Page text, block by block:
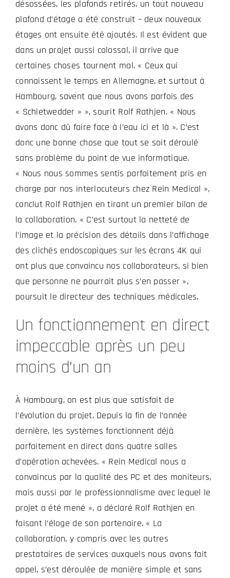
désossées, les plafonds retirés, un tout nouveau
plafond d’étage a été construit – deux nouveaux
étages ont ensuite été ajoutés. Il est évident que
dans un projet aussi colossal, il arrive que
certaines choses tournent mal. « Ceux qui
connaissent le temps en Allemagne, et surtout à
Hambourg, savent que nous avons parfois des
« Schietwedder » », sourit Rolf Rathjen. « Nous
avons donc dû faire face à l’eau ici et là ». C’est
donc une bonne chose que tout se soit déroulé
sans problème du point de vue informatique.
« Nous nous sommes sentis parfaitement pris en
charge par nos interlocuteurs chez Rein Medical »,
conclut Rolf Rathjen en tirant un premier bilan de
la collaboration. « C’est surtout la netteté de
l’image et la précision des détails dans l’affichage
des clichés endoscopiques sur les écrans 4K qui
ont plus que convaincu nos collaborateurs, si bien
que personne ne pourrait plus s’en passer »,
poursuit le directeur des techniques médicales.
Un fonctionnement en direct
impeccable après un peu
moins d’un an
À Hambourg, on est plus que satisfait de
l’évolution du projet. Depuis la fin de l’année
dernière, les systèmes fonctionnent déjà
parfaitement en direct dans quatre salles
d’opération achevées. « Rein Medical nous a
convaincus par la qualité des PC et des moniteurs,
mais aussi par le professionnalisme avec lequel le
projet a été mené », a déclaré Rolf Rathjen en
faisant l’éloge de son partenaire. « La
collaboration, y compris avec les autres
prestataires de services auxquels nous avons fait
appel, s’est déroulée de manière simple et sans